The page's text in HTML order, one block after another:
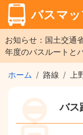
バスマ
お知らせ：国土交通
年度のバスルートと
ホーム 路線 上
バス